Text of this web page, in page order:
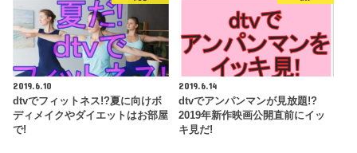
2019.6.10
dtvでフィットネス!?夏に向けボ
ディメイクやダイエットはお部屋
で!
2019.6.14
dtvでアンパンマンが見放題!?
2019年新作映画公開直前にイッ
キ見だ!